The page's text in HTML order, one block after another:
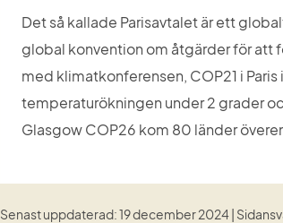
Det så kallade Parisavtalet är ett
global konvention om åtgärder för att
med klimatkonferensen, COP21 i
temperaturökningen under 2 grader
Glasgow COP26 kom 80 länder
Senast uppdaterad: 19 december 2024 |